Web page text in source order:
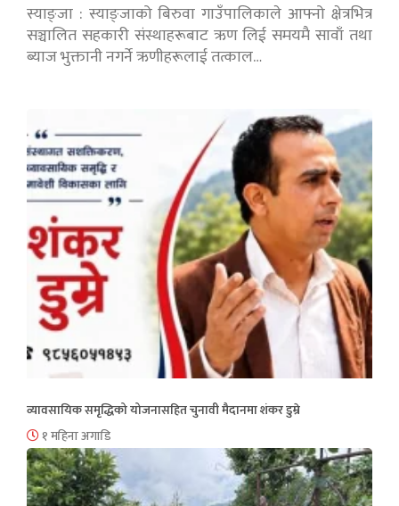
स्याङ्जा : स्याङ्जाको बिरुवा गाउँपालिकाले आफ्नो क्षेत्रभित्र
सञ्चालित सहकारी संस्थाहरूबाट ऋण लिई समयमै सावाँ तथा
ब्याज भुक्तानी नगर्ने ऋणीहरूलाई तत्काल…
व्यावसायिक समृद्धिको योजनासहित चुनावी मैदानमा शंकर डुम्रे
१ महिना अगाडि